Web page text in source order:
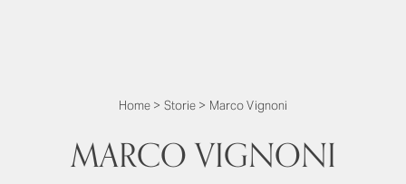
Home > Storie > Marco Vignoni
MARCO VIGNONI